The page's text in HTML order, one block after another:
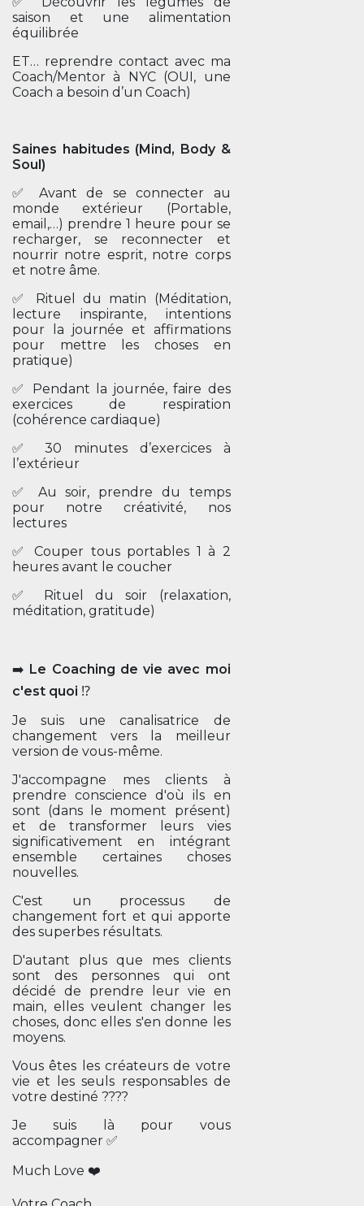
saison et une alimentation
équilibrée
ET… reprendre contact avec ma
Coach/Mentor à NYC (OUI, une
Coach a besoin d’un Coach)
Saines habitudes (Mind, Body &
Soul)
✅ Avant de se connecter au
monde extérieur (Portable,
email,…) prendre 1 heure pour se
recharger, se reconnecter et
nourrir notre esprit, notre corps
et notre âme.
✅ Rituel du matin (Méditation,
lecture inspirante, intentions
pour la journée et affirmations
pour mettre les choses en
pratique)
✅ Pendant la journée, faire des
exercices de respiration
(cohérence cardiaque)
✅ 30 minutes d’exercices à
l’extérieur
✅ Au soir, prendre du temps
pour notre créativité, nos
lectures
✅ Couper tous portables 1 à 2
heures avant le coucher
✅ Rituel du soir (relaxation,
méditation, gratitude)
➡️ Le Coaching de vie avec moi
c'est quoi ⁉️
Je suis une canalisatrice de
changement vers la meilleur
version de vous-même.
J'accompagne mes clients à
prendre conscience d'où ils en
sont (dans le moment présent)
et de transformer leurs vies
significativement en intégrant
ensemble certaines choses
nouvelles.
C'est un processus de
changement fort et qui apporte
des superbes résultats.
D'autant plus que mes clients
sont des personnes qui ont
décidé de prendre leur vie en
main, elles veulent changer les
choses, donc elles s'en donne les
moyens.
Vous êtes les créateurs de votre
vie et les seuls responsables de
votre destiné ????
Je suis là pour vous
accompagner ✅
Much Love ❤️